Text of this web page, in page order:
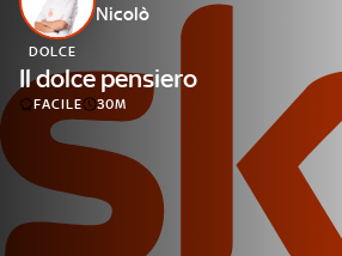
Cos’altro vedere:
PROGRAMMI SKY
Un mondo di offerte:
SKY.IT
NOW
Nicolò
DOLCE
Il dolce pensiero
FACILE 30M